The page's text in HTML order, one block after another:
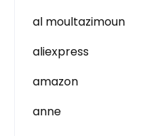
al moultazimoun
aliexpress
amazon
anne